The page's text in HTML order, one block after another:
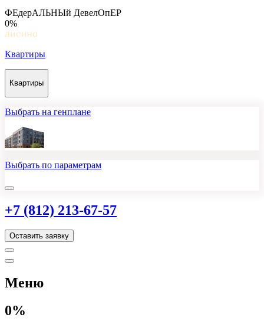
ФЕдерАЛЬНЫй ДевелОпЕР
0%
Квартиры
Квартиры
Выбрать на генплане
Выбрать по параметрам
+7 (812) 213-67-57
Оставить заявку
Меню
0%